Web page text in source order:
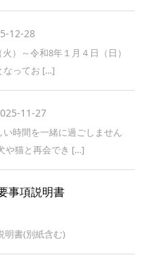
12-28
）～令和8年１月４日（日）
なってお […]
11-27
時間を一緒に過ごしません
や猫と再会でき […]
事項説明書
明書(別紙含む)